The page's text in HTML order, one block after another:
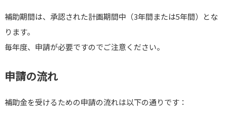
補助期間は、承認された計画期間中（3年間または5年間）とな
ります。
毎年度、申請が必要ですのでご注意ください。
申請の流れ
補助金を受けるための申請の流れは以下の通りです：